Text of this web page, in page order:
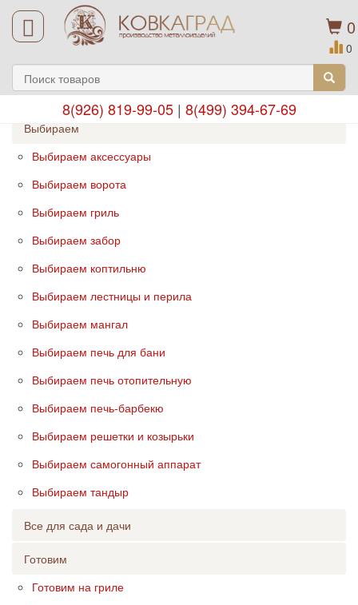
0
0
8(926) 819-99-05| 8(499) 394-67-69
Выбираем
Выбираем аксессуары
Выбираем ворота
Выбираем гриль
Выбираем забор
Выбираем коптильню
Выбираем лестницы и перила
Выбираем мангал
Выбираем печь для бани
Выбираем печь отопительную
Выбираем печь-барбекю
Выбираем решетки и козырьки
Выбираем самогонный аппарат
Выбираем тандыр
Все для сада и дачи
Готовим
Готовим на гриле